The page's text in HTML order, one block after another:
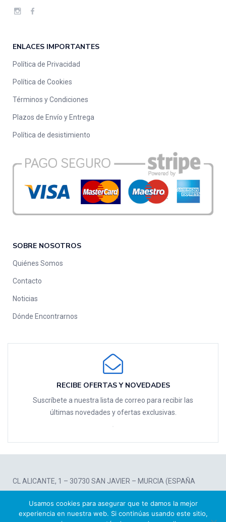
ENLACES IMPORTANTES
Política de Privacidad
Política de Cookies
Términos y Condiciones
Plazos de Envío y Entrega
Política de desistimiento
SOBRE NOSOTROS
Quiénes Somos
Contacto
Noticias
Dónde Encontrarnos
RECIBE OFERTAS Y NOVEDADES
Suscríbete a nuestra lista de correo para recibir las
últimas novedades y ofertas exclusivas.
Powered by TK Analytics
CL ALICANTE, 1 – 30730 SAN JAVIER – MURCIA (ESPAÑA
Usamos cookies para asegurar que te damos la mejor
experiencia en nuestra web. Si continúas usando este sitio,